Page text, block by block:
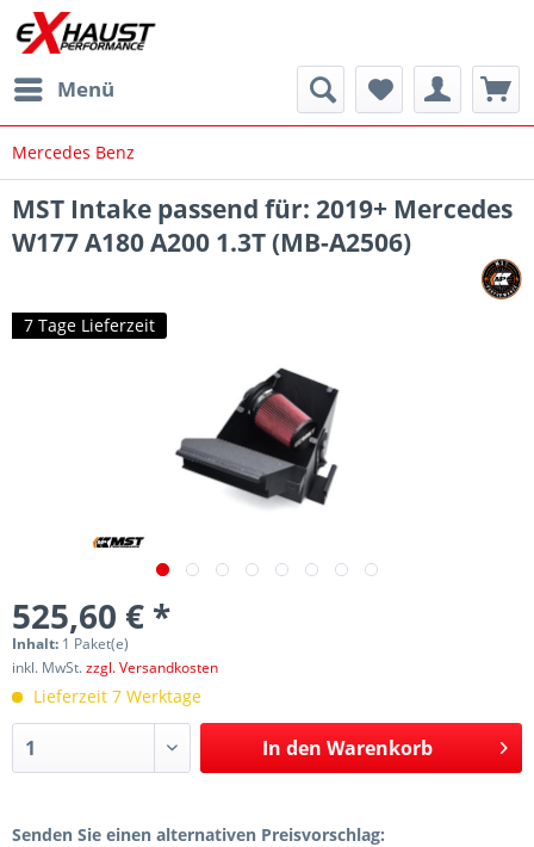
Menü
Mercedes Benz
MST Intake passend für: 2019+ Mercedes
W177 A180 A200 1.3T (MB-A2506)
7 Tage Lieferzeit
525,60 € *
Inhalt: 1 Paket(e)
inkl. MwSt.zzgl. Versandkosten
Lieferzeit 7 Werktage
In den Warenkorb
Senden Sie einen alternativen Preisvorschlag: